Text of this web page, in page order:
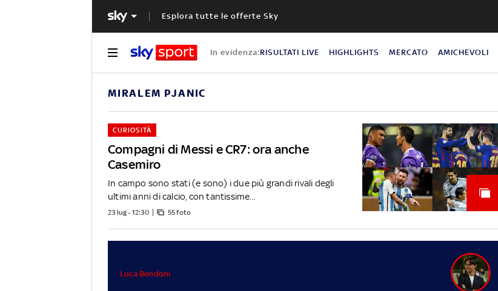
Esplora tutte le offerte Sky
In evidenza:RISULTATI LIVE HIGHLIGHTS MERCATO AMICHEVOLI
MIRALEM PJANIC
Compagni di Messi e CR7: ora anche
Casemiro
CURIOSITÀ
In campo sono stati (e sono) i due più grandi rivali degli
ultimi anni di calcio, con tantissime...
23 lug - 12:30 55 foto
Luca Bendoni